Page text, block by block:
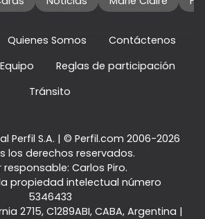
Quienes Somos
Contáctenos
Equipo
Reglas de participación
Tránsito
Perfil S.A. | © Perfil.com 2006-2026
los derechos reservados.
responsable: Carlos Piro.
propiedad intelectual número
5346433
2715, C1289ABI, CABA, Argentina |